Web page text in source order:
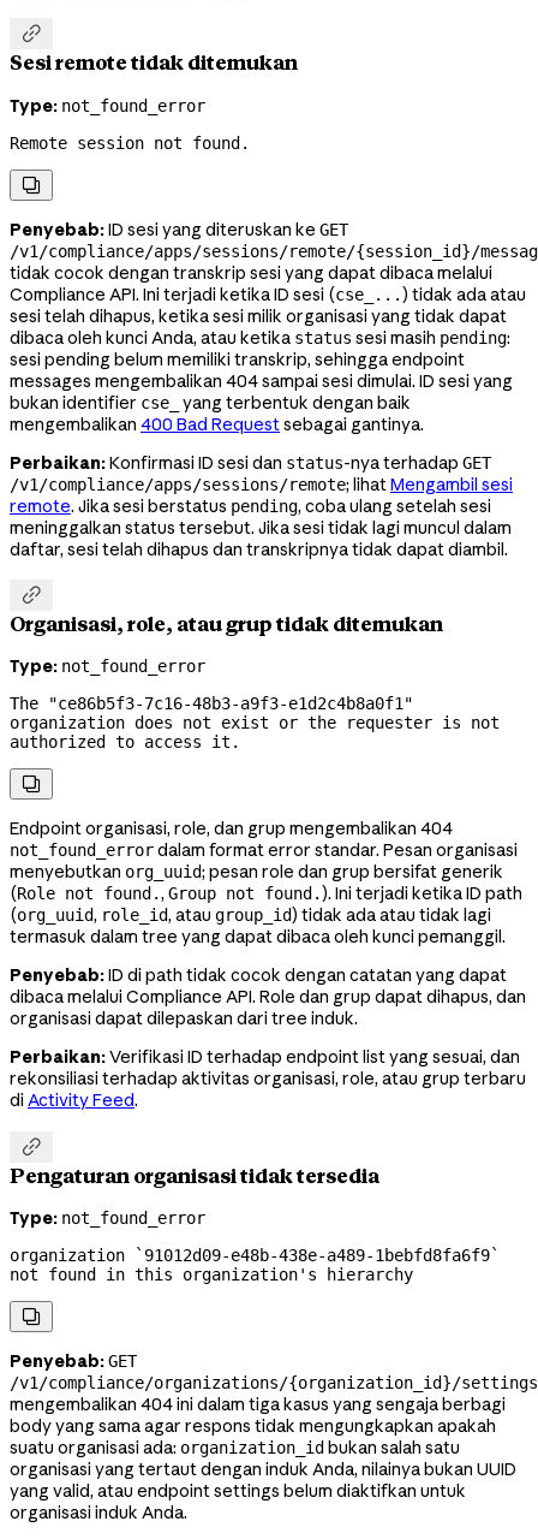

Sesi remote tidak ditemukan
Type: not_found_error
Remote session not found.

Penyebab:ID sesi yang diteruskan ke GET
/v1/compliance/apps/sessions/remote/{session_id}/
tidak cocok dengan transkrip sesi yang dapat dibaca melalui
Compliance API. Ini terjadi ketika ID sesi (cse_...) tidak ada atau
sesi telah dihapus, ketika sesi milik organisasi yang tidak dapat
dibaca oleh kunci Anda, atau ketika status sesi masih pending:
sesi pending belum memiliki transkrip, sehingga endpoint
messages mengembalikan 404 sampai sesi dimulai. ID sesi yang
bukan identifier cse_
yang terbentuk dengan baik
mengembalikan 400 Bad Requestsebagai gantinya.
Perbaikan:Konfirmasi ID sesi dan status-nya terhadap GET
/v1/compliance/apps/sessions/remote; lihatMengambil sesi
remote. Jika sesi berstatus pending, coba ulang setelah sesi
meninggalkan status tersebut. Jika sesi tidak lagi muncul dalam
daftar, sesi telah dihapus dan transkripnya tidak dapat diambil.

Organisasi, role, atau grup tidak ditemukan
Type: not_found_error
The "ce86b5f3-7c16-48b3-a9f3-e1d2c4b8a0f1"
organization does not exist or the requester is not
authorized to access it.

Endpoint organisasi, role, dan grup mengembalikan 404
not_found_errordalam format error standar. Pesan organisasi
menyebutkan org_uuid; pesan role dan grup bersifat generik
(Role not found., Group not found. ). Ini terjadi ketika ID path
(org_uuid, role_id, atau group_id) tidak ada atau tidak lagi
termasuk dalam tree yang dapat dibaca oleh kunci pemanggil.
Penyebab:ID di path tidak cocok dengan catatan yang dapat
dibaca melalui Compliance API. Role dan grup dapat dihapus, dan
organisasi dapat dilepaskan dari tree induk.
Perbaikan:Verifikasi ID terhadap endpoint list yang sesuai, dan
rekonsiliasi terhadap aktivitas organisasi, role, atau grup terbaru
di Activity Feed.

Pengaturan organisasi tidak tersedia
Type: not_found_error
organization `91012d09-e48b-438e-a489-1bebfd8fa6f9`
not found in this organization's hierarchy

Penyebab:GET
/v1/compliance/organizations/{organization_id}/settings
mengembalikan 404 ini dalam tiga kasus yang sengaja berbagi
body yang sama agar respons tidak mengungkapkan apakah
suatu organisasi ada: organization_id bukan salah satu
organisasi yang tertaut dengan induk Anda, nilainya bukan UUID
yang valid, atau endpoint settings belum diaktifkan untuk
organisasi induk Anda.